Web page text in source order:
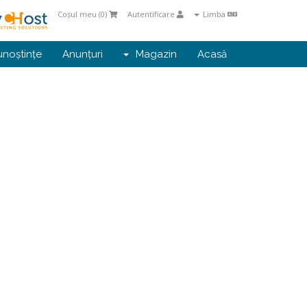
Coșul meu (0)
Acasă
Magazin
Anunțuri